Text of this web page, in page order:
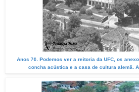
Anos 70. Podemos ver a reitoria da UFC, os
concha acústica e a casa de cultura alemã.